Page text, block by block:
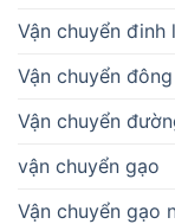
Vận chuyển đinh
Vận chuyển
Vận chuyển
vận chuyển gạo
Vận chuyển gạo